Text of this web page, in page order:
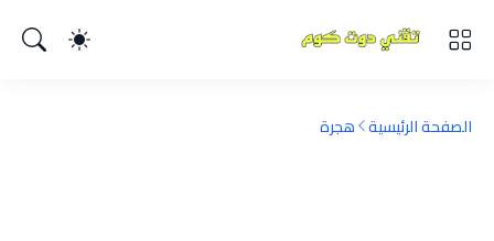
الصفحة الرئيسية هجرة